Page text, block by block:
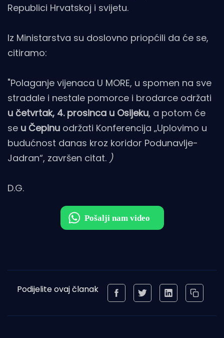
Republici Hrvatskoj i svijetu.
Iz Ministarstva su doslovno priopćili da će se,
citiramo:
"Polaganje vijenaca U MORE, u spomen na sve
stradale i nestale pomorce i brodarce održati
u četvrtak, 4. prosinca u Osijeku, a potom će
se u Čepinu održati Konferencija „Uplovimo u
budućnost danas kroz koridor Podunavlje-
Jadran“, završen citat. )
D.G.
Podijelite ovaj članak